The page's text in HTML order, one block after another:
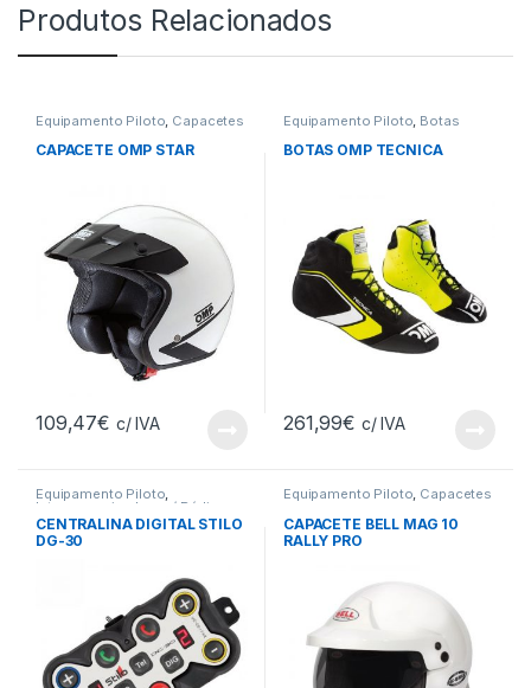
Produtos Relacionados
Equipamento Piloto, Capacetes
CAPACETE OMP STAR
109,47€ c/ IVA
Equipamento Piloto, Botas
BOTAS OMP TECNICA
261,99€ c/ IVA
Equipamento Piloto,
Intercomunicadores / Rádios
CENTRALINA DIGITAL STILO
DG-30
Equipamento Piloto, Capacetes
CAPACETE BELL MAG 10
RALLY PRO